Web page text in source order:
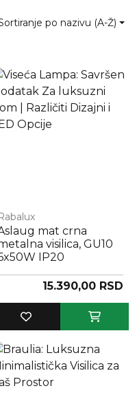
po nazivu (A-Ž)
mat crna
visilica, GU10
IP20
15.390,00 RSD